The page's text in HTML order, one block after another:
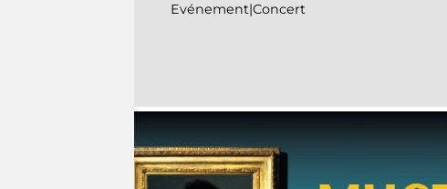
Evénement|Concert